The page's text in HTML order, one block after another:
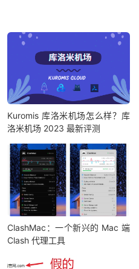
Kuromis 库洛米机场怎么样？库
洛米机场 2023 最新评测
ClashMac：一个新兴的 Mac 端
Clash 代理工具